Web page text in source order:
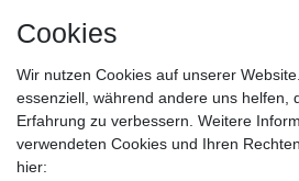
Kontakt
ZAHLUNGSMÖGLICHKEITEN
Cookies
Wir nutzen Cookies auf unserer
essenziell, während andere uns helfen,
Erfahrung zu verbessern. Weitere
verwendeten Cookies und Ihren
hier: